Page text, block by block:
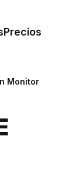
Precios
Monitor